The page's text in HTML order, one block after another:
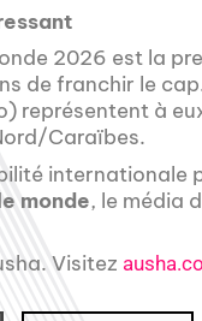
2026 est la
de franchir le
représentent à
Caraïbes.
internationale
monde, le média
Visitez